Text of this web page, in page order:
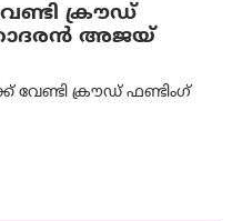
ക്രൗഡ്
അജയ്
ക്രൗഡ് ഫണ്ടിംഗ്